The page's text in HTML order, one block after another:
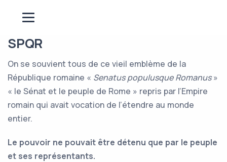
SPQR
On se souvient tous de ce vieil emblème de la
République romaine « Senatus populusque Romanus»
« le Sénat et le peuple de Rome » repris par l’Empire
romain qui avait vocation de l’étendre au monde
entier.
Le pouvoir ne pouvait être détenu que par le peuple
et ses représentants.